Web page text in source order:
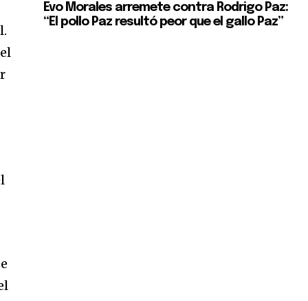
Evo Morales arremete contra Rodrigo Paz:
“El pollo Paz resultó peor que el gallo Paz”